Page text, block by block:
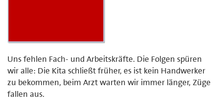
Uns fehlen Fach- und Arbeitskräfte. Die Folgen spüren
wir alle: Die Kita schließt früher, es ist kein Handwerker
zu bekommen, beim Arzt warten wir immer länger, Züge
fallen aus.